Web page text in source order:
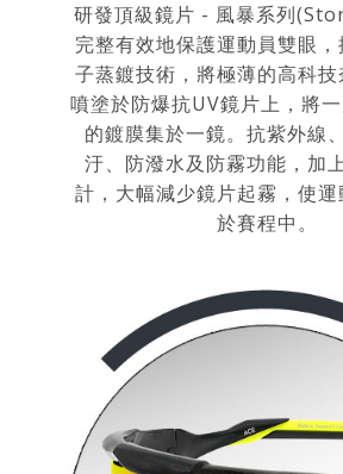
研發頂級鏡片 - 風暴系列
完整有效地保護運動員雙眼
子蒸鍍技術，將極薄的高科
噴塗於防爆抗UV鏡片上，將
的鍍膜集於一鏡。抗紫外線
汙、防潑水及防霧功能，加
計，大幅減少鏡片起霧，使
於賽程中。